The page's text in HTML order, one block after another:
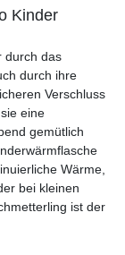
Kinder
durch das
durch ihre
Verschluss
eine
gemütlich
Wärme,
bei kleinen
ist der